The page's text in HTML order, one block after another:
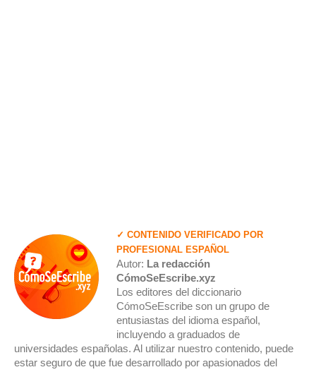
✓ CONTENIDO VERIFICADO POR
PROFESIONAL ESPAÑOL
Autor: La redacción
CómoSeEscribe.xyz
Los editores del diccionario
CómoSeEscribe son un grupo de
entusiastas del idioma español,
incluyendo a graduados de
universidades españolas. Al utilizar nuestro contenido, puede
estar seguro de que fue desarrollado por apasionados del